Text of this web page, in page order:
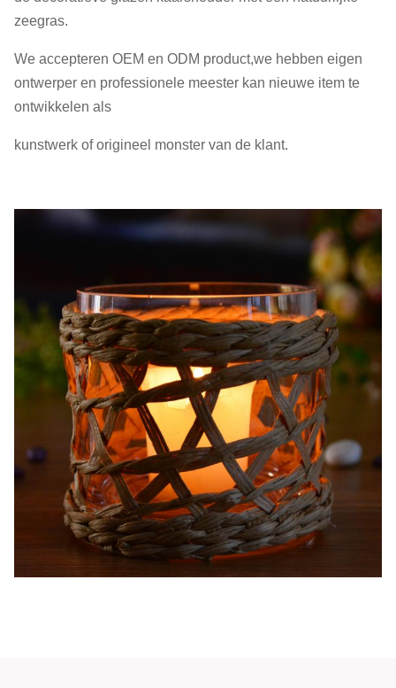
zeegras.
We accepteren OEM en ODM product,we hebben eigen
ontwerper en professionele meester kan nieuwe item te
ontwikkelen als
kunstwerk of origineel monster van de klant.